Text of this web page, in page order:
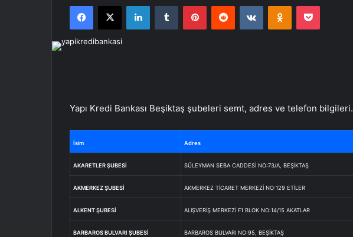
posta
göndermek
Facebook
X LinkedInTumblr PinterestReddit VKontakteOdnoklassniki
Pocket
Yapı Kredi Bankası Beşiktaş şubeleri semt, adres ve telefon bilgileri.
İsim Adres
AKARETLER ŞUBESİ SÜLEYMAN SEBA CADDESİ NO:73/A, BEŞİKTAŞ
AKMERKEZ ŞUBESİ AKMERKEZ TİCARET MERKEZİ NO:129 ETİLER
ALKENT ŞUBESİ ALIŞVERİŞ MERKEZİ F1 BLOK NO:14/15 AKATLAR
BARBAROS BULVARI ŞUBESİ BARBAROS BULVARI NO:95, BEŞİKTAŞ